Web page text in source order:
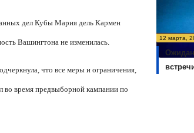
дел Кубы Мария дель Кармен
Вашингтона не изменилась.
что все меры и ограничения,
во время предвыборной кампании по
12 марта,